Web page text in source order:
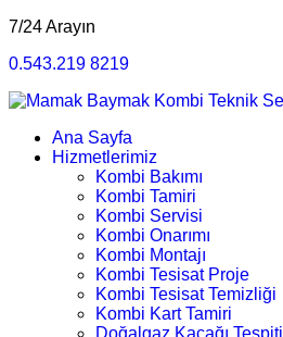
7/24 Arayın
0.543.219 8219
Ana Sayfa
Hizmetlerimiz
Kombi Bakımı
Kombi Tamiri
Kombi Servisi
Kombi Onarımı
Kombi Montajı
Kombi Tesisat Proje
Kombi Tesisat Temizliği
Kombi Kart Tamiri
Doğalgaz Kaçağı Tespiti